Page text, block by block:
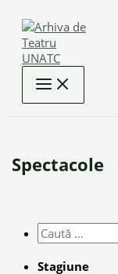
content
Spectacole
Stagiune